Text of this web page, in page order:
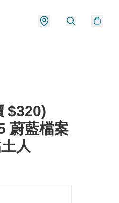
$320)
蔚藍檔案
人